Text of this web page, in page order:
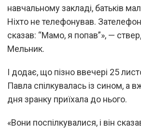
навчальному закладі, батьків
Ніхто не телефонував.
сказав: “Мамо, я попав”», —
Мельник.
І додає, що пізно ввечері 25
Павла спілкувалась із сином, а
дня зранку приїхала до нього.
«Вони поспілкувалися, і він